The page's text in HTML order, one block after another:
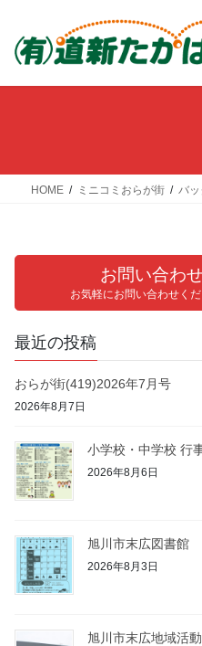
HOME ミニコミおらが街 バ
お問い合わせ
お気軽にお問い合わせくだ
最近の投稿
おらが街(419)2026年7月号
2026年8月7日
小学校・中学校 行
2026年8月6日
旭川市末広図書館
2026年8月3日
旭川市末広地域活